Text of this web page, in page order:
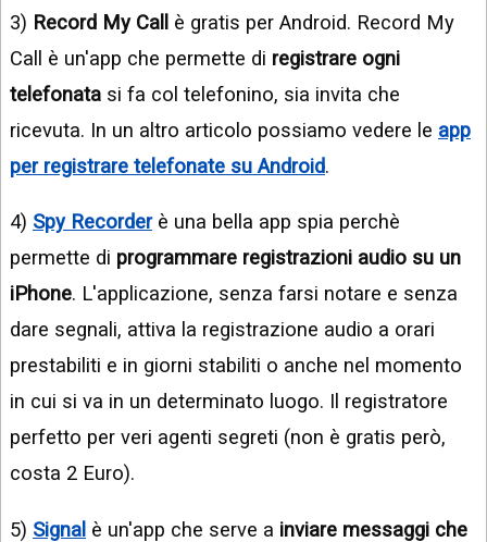
3) Record My Call è gratis per Android. Record My
Call è un'app che permette di registrare ogni
telefonata si fa col telefonino, sia invita che
ricevuta. In un altro articolo possiamo vedere le app
per registrare telefonate su Android.
4) Spy Recorderè una bella app spia perchè
permette di programmare registrazioni audio su un
iPhone. L'applicazione, senza farsi notare e senza
dare segnali, attiva la registrazione audio a orari
prestabiliti e in giorni stabiliti o anche nel momento
in cui si va in un determinato luogo. Il registratore
perfetto per veri agenti segreti (non è gratis però,
costa 2 Euro).
5) Signal è un'app che serve a inviare messaggi che